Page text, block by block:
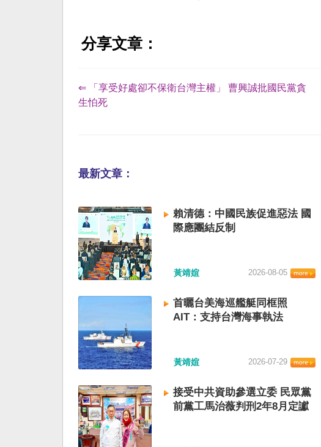
分享文章：
⇐ 「享受好處卻不保衛台灣主權」 曹興誠批國民黨貪
生怕死
最新文章：
賴清德：中國民族促進惡法 國
際應團結反制
黃靖媗 2026-08-05
首曬台美海巡艦艇同框照
AIT：支持台灣海事執法
黃靖媗 2026-07-29
接受中共資助參選立委 民眾黨
前黨工馬治薇判刑2年8月定讞